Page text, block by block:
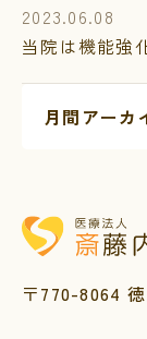
2023.06.08
当院は機能強
〒770-8064